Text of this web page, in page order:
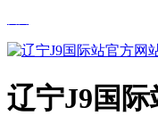
辽宁J9国